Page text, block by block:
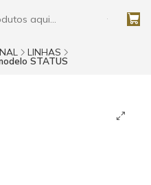
LINHAS
STATUS